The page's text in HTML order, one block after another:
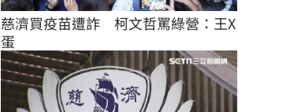
慈濟買疫苗遭詐　柯文哲罵綠營：王X
蛋